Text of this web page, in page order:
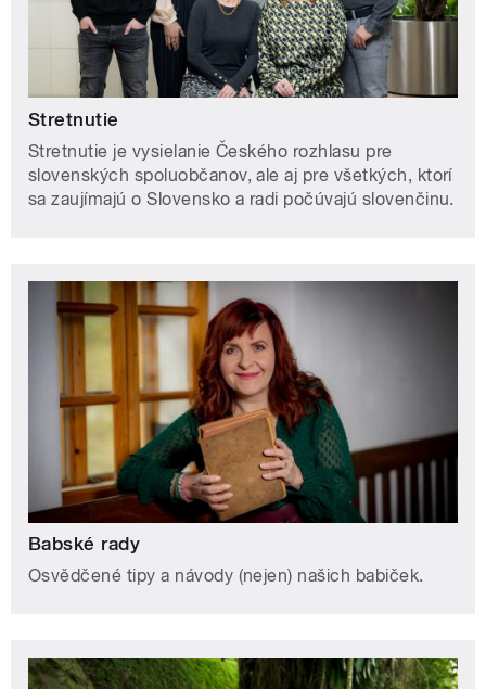
Stretnutie
Stretnutie je vysielanie Českého rozhlasu pre
slovenských spoluobčanov, ale aj pre všetkých, ktorí
sa zaujímajú o Slovensko a radi počúvajú slovenčinu.
Babské rady
Osvědčené tipy a návody (nejen) našich babiček.